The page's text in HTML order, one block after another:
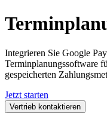
Integrieren Sie Google
Terminplanungssoftware
gespeicherten
Jetzt starten
Vertrieb kontaktieren